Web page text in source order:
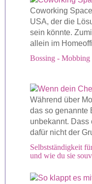
Coworking
USA, der die
sein könnte.
allein im
Bossing - Mobbing
Während über
das so genannte
unbekannt. Dass
dafür nicht der
Selbstständigkeit
und wie du sie